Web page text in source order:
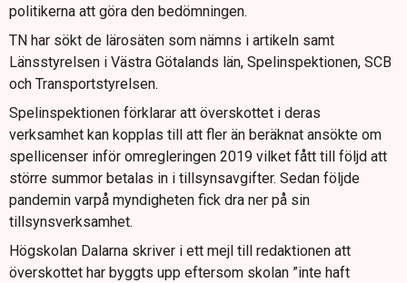
politikerna att göra den bedömningen.
TN har sökt de lärosäten som nämns i artikeln samt
Länsstyrelsen i Västra Götalands län, Spelinspektionen, SCB
och Transportstyrelsen.
Spelinspektionen förklarar att överskottet i deras
verksamhet kan kopplas till att fler än beräknat ansökte om
spellicenser inför omregleringen 2019 vilket fått till följd att
större summor betalas in i tillsynsavgifter. Sedan följde
pandemin varpå myndigheten fick dra ner på sin
tillsynsverksamhet.
Högskolan Dalarna skriver i ett mejl till redaktionen att
överskottet har byggts upp eftersom skolan ”inte haft